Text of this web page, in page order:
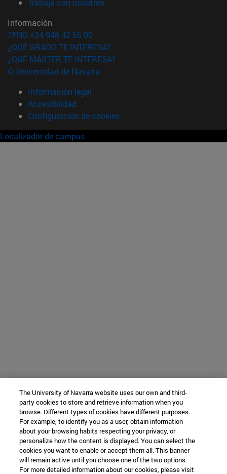
Información
TFNO +34 948 42 56 00
¿QUÉ GRADO TE INTERESA?
¿QUÉ MÁSTER TE INTERESA?
© Universidad de Navarra
Información legal
Accesibilidad
Configuración de cookies
Localizador de campus
The University of Navarra website uses our own and third-
party cookies to store and retrieve information when you
browse. Different types of cookies have different purposes.
For example, to identify you as a user, obtain information
about your browsing habits respecting your privacy, or
personalize how the content is displayed. You can select the
cookies you want to enable or accept them all. This banner
will remain active until you choose one of the two options.
For more detailed information about our cookies, please visit